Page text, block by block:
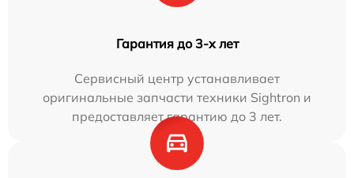
Гарантия до 3-х лет
Сервисный центр устанавливает
оригинальные запчасти техники Sightron и
предоставляет гарантию до 3 лет.